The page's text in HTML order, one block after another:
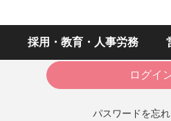
採用・教育・人事労務ログイン
ログイ
パスワードを忘